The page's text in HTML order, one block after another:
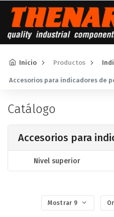
Inicio Productos
Accesorios para indicadores de
Catálogo
Accesorios para
Nivel superior
Mostrar 9